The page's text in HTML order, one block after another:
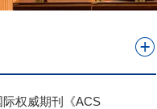
权威期刊《ACS